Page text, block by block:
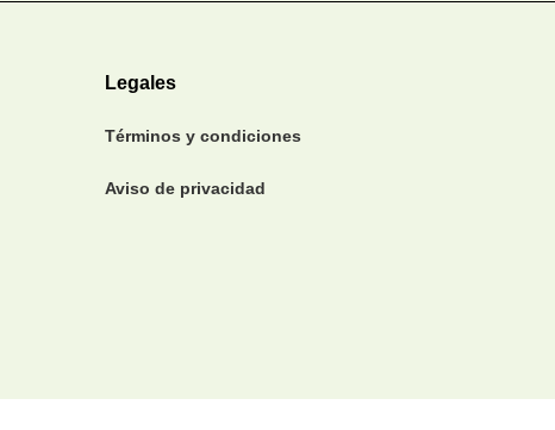
Legales
Términos y condiciones
Aviso de privacidad